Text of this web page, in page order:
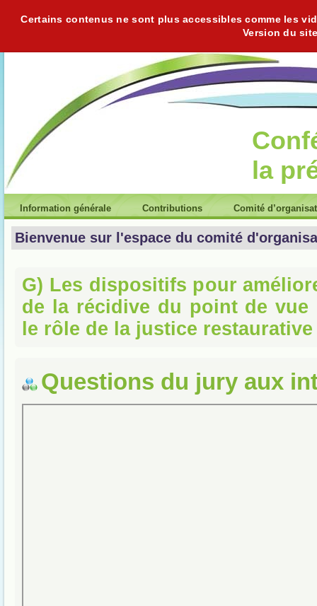
Certains contenus ne sont plus accessibles comme les
Version du
la
Information générale Contributions Comité
Bienvenue sur l'espace du comité
G) Les dispositifs pour
de la récidive du point de vue
le rôle de la justice restaurative
Questions du jury aux